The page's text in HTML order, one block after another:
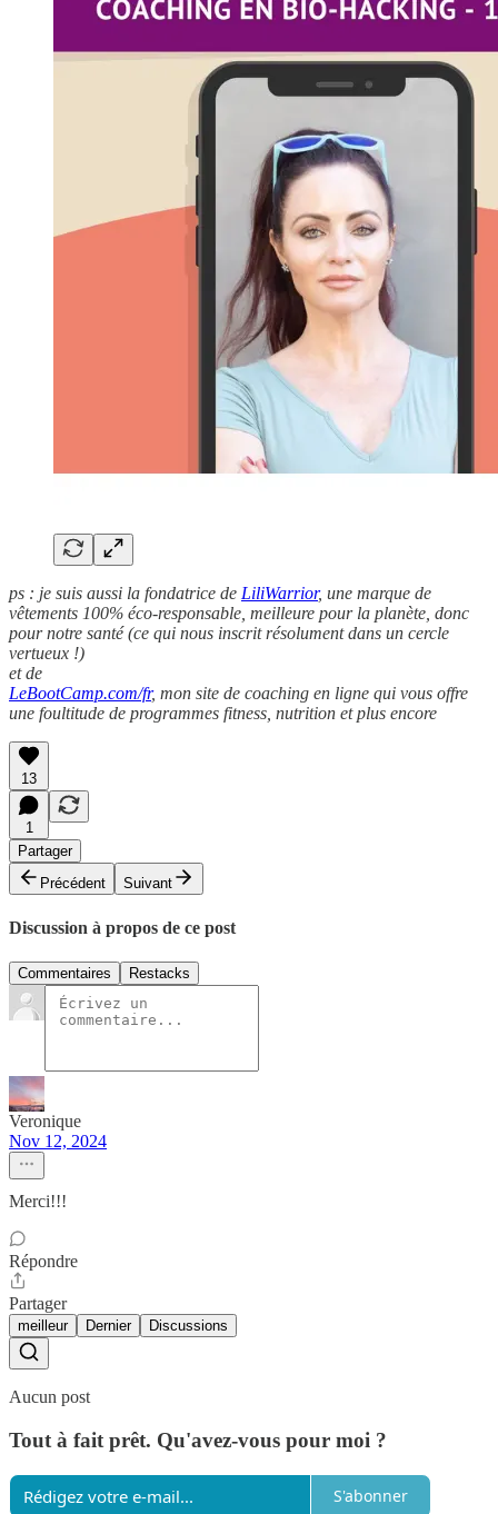
ps : je suis aussi la fondatrice de LiliWarrior, une marque de
vêtements 100% éco-responsable, meilleure pour la planète, donc
pour notre santé (ce qui nous inscrit résolument dans un cercle
vertueux !)
et de
LeBootCamp.com/fr, mon site de coaching en ligne qui vous offre
une foultitude de programmes fitness, nutrition et plus encore
13
1
Partager
Précédent
Suivant
Discussion à propos de ce post
Commentaires Restacks
Veronique
Nov 12, 2024
Merci!!!
Répondre
Partager
meilleur Dernier Discussions
Aucun post
Tout à fait prêt. Qu'avez-vous pour moi ?
S'abonner